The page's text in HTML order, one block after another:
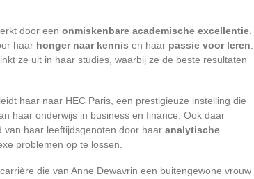
door een onmiskenbare academische excellentie
haar honger naar kennis en haar passie voor leren
ze uit in haar studies, waarbij ze de beste resultaten
haar naar HEC Paris, een prestigieuze instelling die
haar onderwijs in business en finance. Ook daar
van haar leeftijdsgenoten door haar analytische
problemen op te lossen.
die van Anne Dewavrin een buitengewone vrouw